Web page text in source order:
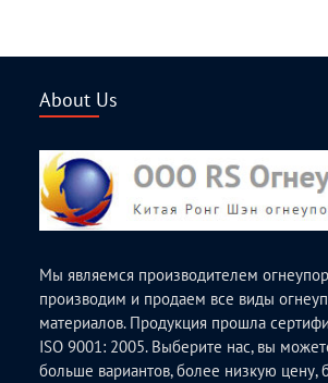
About Us
Мы являемся производителем
производим и продаем все виды
материалов. Продукция прошла
ISO 9001: 2005. Выберите нас, вы
больше вариантов, более низкую цену,